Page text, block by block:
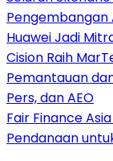
Pengembangan
Huawei Jadi
Cision Raih
Pemantauan
Pers, dan AEO
Fair Finance
Pendanaan